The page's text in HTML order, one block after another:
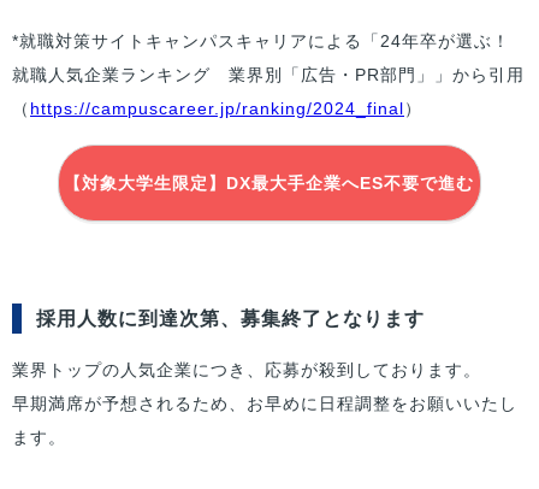
*就職対策サイトキャンパスキャリアによる「24年卒が選ぶ！
就職人気企業ランキング 業界別「広告・PR部門」」から引用
（ https://campuscareer.jp/ranking/2024_final）
【対象大学生限定】DX最大手企業へES不要で進む
採用人数に到達次第、募集終了となります
業界トップの人気企業につき、応募が殺到しております。
早期満席が予想されるため、お早めに日程調整をお願いいたし
ます。